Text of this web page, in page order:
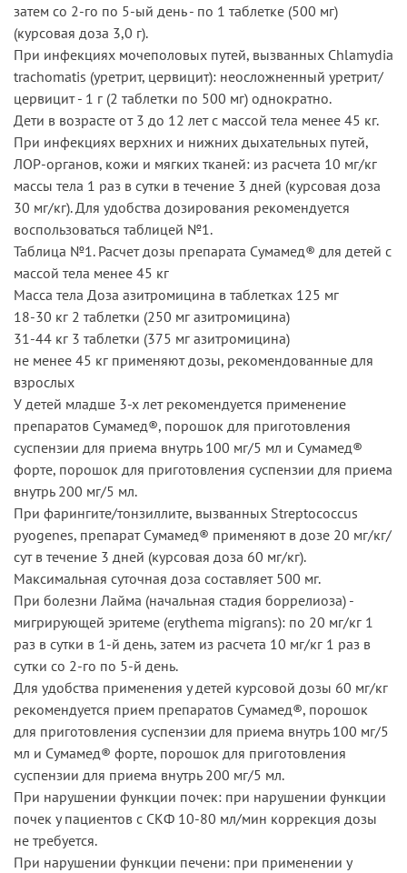
затем со 2-го по 5-ый день - по 1 таблетке (500 мг)
(курсовая доза 3,0 г).
При инфекциях мочеполовых путей, вызванных Chlamydia
trachomatis (уретрит, цервицит): неосложненный уретрит/
цервицит - 1 г (2 таблетки по 500 мг) однократно.
Дети в возрасте от 3 до 12 лет с массой тела менее 45 кг.
При инфекциях верхних и нижних дыхательных путей,
ЛОР-органов, кожи и мягких тканей: из расчета 10 мг/кг
массы тела 1 раз в сутки в течение 3 дней (курсовая доза
30 мг/кг). Для удобства дозирования рекомендуется
воспользоваться таблицей №1.
Таблица №1. Расчет дозы препарата Сумамед® для детей с
массой тела менее 45 кг
Масса тела Доза азитромицина в таблетках 125 мг
18-30 кг 2 таблетки (250 мг азитромицина)
31-44 кг 3 таблетки (375 мг азитромицина)
не менее 45 кг применяют дозы, рекомендованные для
взрослых
У детей младше 3-х лет рекомендуется применение
препаратов Сумамед®, порошок для приготовления
суспензии для приема внутрь 100 мг/5 мл и Сумамед®
форте, порошок для приготовления суспензии для приема
внутрь 200 мг/5 мл.
При фарингите/тонзиллите, вызванных Streptococcus
pyogenes, препарат Сумамед® применяют в дозе 20 мг/кг/
сут в течение 3 дней (курсовая доза 60 мг/кг).
Максимальная суточная доза составляет 500 мг.
При болезни Лайма (начальная стадия боррелиоза) -
мигрирующей эритеме (erythema migrans): по 20 мг/кг 1
раз в сутки в 1-й день, затем из расчета 10 мг/кг 1 раз в
сутки со 2-го по 5-й день.
Для удобства применения у детей курсовой дозы 60 мг/кг
рекомендуется прием препаратов Сумамед®, порошок
для приготовления суспензии для приема внутрь 100 мг/5
мл и Сумамед® форте, порошок для приготовления
суспензии для приема внутрь 200 мг/5 мл.
При нарушении функции почек: при нарушении функции
почек у пациентов с СКФ 10-80 мл/мин коррекция дозы
не требуется.
При нарушении функции печени: при применении у